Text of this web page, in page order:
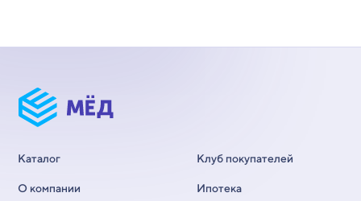
Каталог
О компании
Клуб покупателей
Ипотека